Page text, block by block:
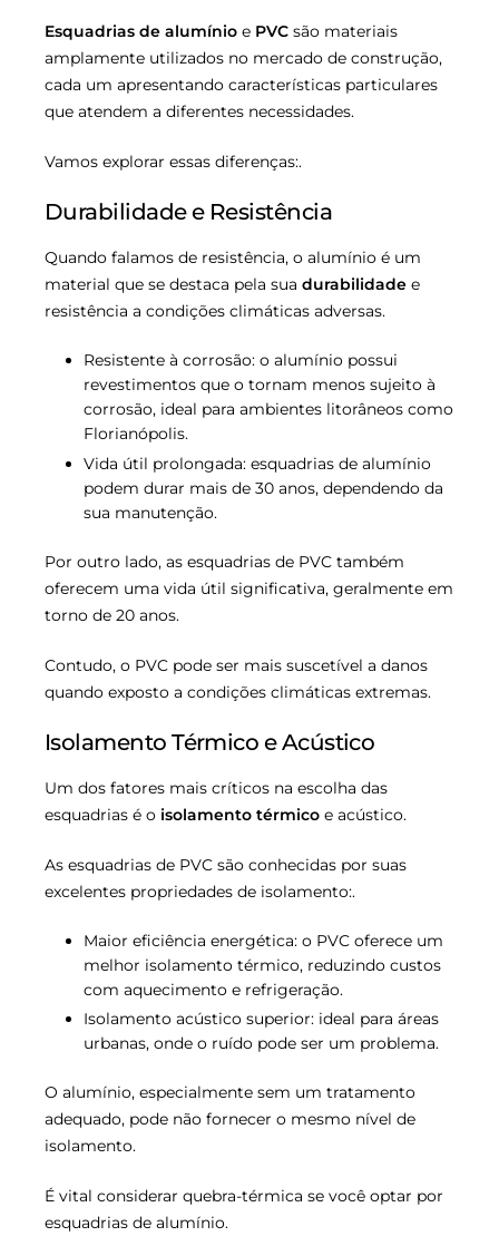
Esquadrias de alumínio e PVC são materiais
amplamente utilizados no mercado de construção,
cada um apresentando características particulares
que atendem a diferentes necessidades.
Vamos explorar essas diferenças:.
Durabilidade e Resistência
Quando falamos de resistência, o alumínio é um
material que se destaca pela sua durabilidade e
resistência a condições climáticas adversas.
Resistente à corrosão: o alumínio possui
revestimentos que o tornam menos sujeito à
corrosão, ideal para ambientes litorâneos como
Florianópolis.
Vida útil prolongada: esquadrias de alumínio
podem durar mais de 30 anos, dependendo da
sua manutenção.
Por outro lado, as esquadrias de PVC também
oferecem uma vida útil significativa, geralmente em
torno de 20 anos.
Contudo, o PVC pode ser mais suscetível a danos
quando exposto a condições climáticas extremas.
Isolamento Térmico e Acústico
Um dos fatores mais críticos na escolha das
esquadrias é o isolamento térmico e acústico.
As esquadrias de PVC são conhecidas por suas
excelentes propriedades de isolamento:.
Maior eficiência energética: o PVC oferece um
melhor isolamento térmico, reduzindo custos
com aquecimento e refrigeração.
Isolamento acústico superior: ideal para áreas
urbanas, onde o ruído pode ser um problema.
O alumínio, especialmente sem um tratamento
adequado, pode não fornecer o mesmo nível de
isolamento.
É vital considerar quebra-térmica se você optar por
esquadrias de alumínio.